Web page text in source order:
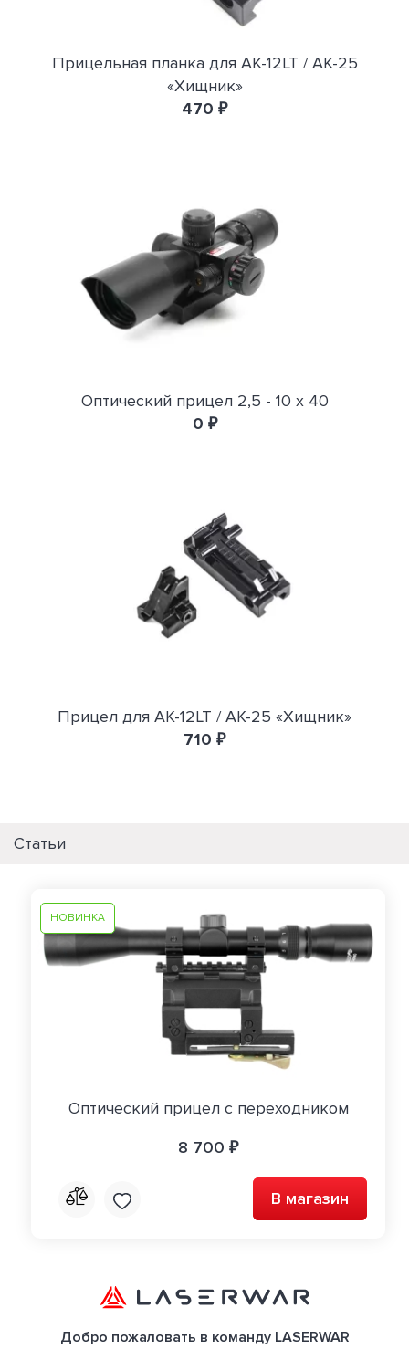
Прицельная планка для АК-12LT / АК-25
«Хищник»
470 ₽
Оптический прицел 2,5 - 10 х 40
0 ₽
Прицел для АК-12LT / АК-25 «Хищник»
710 ₽
Статьи
НОВИНКА
Оптический прицел с переходником
8 700 ₽
В магазин
Добро пожаловать в команду LASERWAR